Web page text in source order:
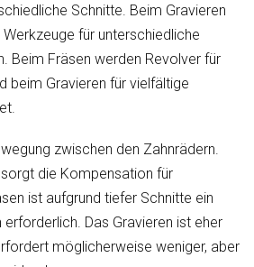
Schnitte. Beim Gravieren
für unterschiedliche
Beim Fräsen werden Revolver für
beim Gravieren für vielfältige
zwischen den Zahnrädern.
die Kompensation für
ist aufgrund tiefer Schnitte ein
Das Gravieren ist eher
möglicherweise weniger, aber